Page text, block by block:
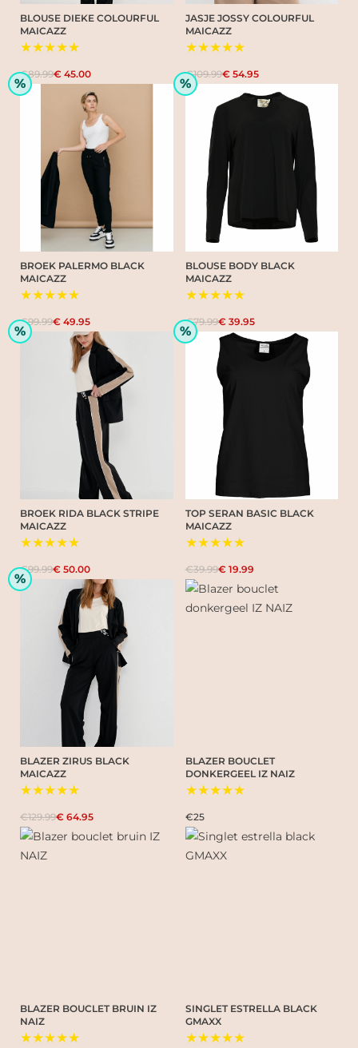
BLOUSE DIEKE COLOURFUL
MAICAZZ
★★★★★
€89.99€ 45.00
JASJE JOSSY COLOURFUL
MAICAZZ
★★★★★
€109.99€ 54.95
%
BROEK PALERMO BLACK
MAICAZZ
★★★★★
€99.99€ 49.95
%
BLOUSE BODY BLACK
MAICAZZ
★★★★★
€79.99€ 39.95
%
BROEK RIDA BLACK STRIPE
MAICAZZ
★★★★★
€99.99€ 50.00
%
TOP SERAN BASIC BLACK
MAICAZZ
★★★★★
€39.99€ 19.99
%
BLAZER ZIRUS BLACK
MAICAZZ
★★★★★
€129.99€ 64.95
BLAZER BOUCLET
DONKERGEEL IZ NAIZ
★★★★★
€25
BLAZER BOUCLET BRUIN IZ
NAIZ
★★★★★
SINGLET ESTRELLA BLACK
GMAXX
★★★★★